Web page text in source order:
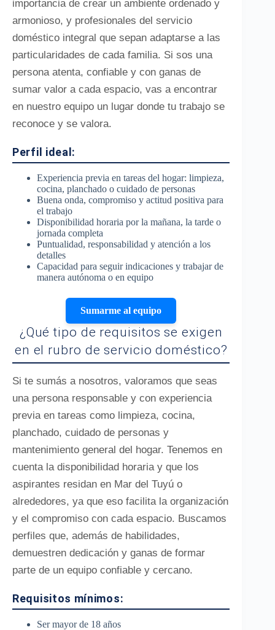
importancia de crear un ambiente ordenado y
armonioso, y profesionales del servicio
doméstico integral que sepan adaptarse a las
particularidades de cada familia. Si sos una
persona atenta, confiable y con ganas de
sumar valor a cada espacio, vas a encontrar
en nuestro equipo un lugar donde tu trabajo se
reconoce y se valora.
Perfil ideal:
Experiencia previa en tareas del hogar: limpieza,
cocina, planchado o cuidado de personas
Buena onda, compromiso y actitud positiva para
el trabajo
Disponibilidad horaria por la mañana, la tarde o
jornada completa
Puntualidad, responsabilidad y atención a los
detalles
Capacidad para seguir indicaciones y trabajar de
manera autónoma o en equipo
Sumarme al equipo
¿Qué tipo de requisitos se exigen
en el rubro de servicio doméstico?
Si te sumás a nosotros, valoramos que seas
una persona responsable y con experiencia
previa en tareas como limpieza, cocina,
planchado, cuidado de personas y
mantenimiento general del hogar. Tenemos en
cuenta la disponibilidad horaria y que los
aspirantes residan en Mar del Tuyú o
alrededores, ya que eso facilita la organización
y el compromiso con cada espacio. Buscamos
perfiles que, además de habilidades,
demuestren dedicación y ganas de formar
parte de un equipo confiable y cercano.
Requisitos mínimos:
Ser mayor de 18 años